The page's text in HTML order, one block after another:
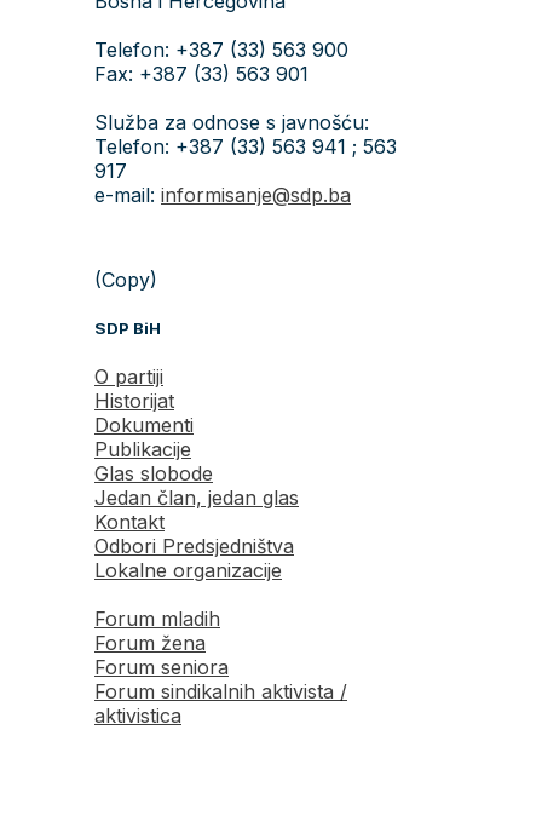
Telefon: +387 (33) 563 900
Fax: +387 (33) 563 901
Služba za odnose s javnošću:
Telefon: +387 (33) 563 941 ; 563
917
e-mail: informisanje@sdp.ba
(Copy)
SDP BiH
O partiji
Historijat
Dokumenti
Publikacije
Glas slobode
Jedan član, jedan glas
Kontakt
Odbori Predsjedništva
Lokalne organizacije
Forum mladih
Forum žena
Forum seniora
Forum sindikalnih aktivista /
aktivistica